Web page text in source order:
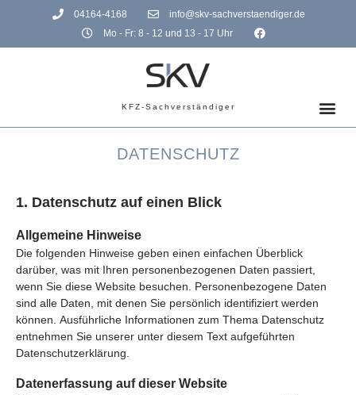
04164-4168
info@skv-sachverstaendiger.de
Mo - Fr: 8 - 12 und 13 - 17 Uhr
KFZ-Sachverständiger
DATENSCHUTZ
1. Datenschutz auf einen Blick
Allgemeine Hinweise
Die folgenden Hinweise geben einen einfachen Überblick
darüber, was mit Ihren personenbezogenen Daten passiert,
wenn Sie diese Website besuchen. Personenbezogene Daten
sind alle Daten, mit denen Sie persönlich identifiziert werden
können. Ausführliche Informationen zum Thema Datenschutz
entnehmen Sie unserer unter diesem Text aufgeführten
Datenschutzerklärung.
Datenerfassung auf dieser Website